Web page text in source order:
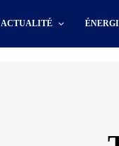
ACTUALITÉ